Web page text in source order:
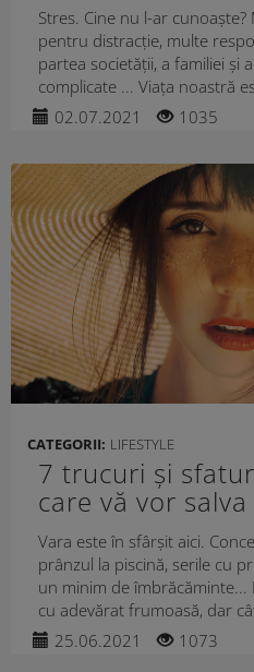
Stres. Cine nu l-ar
pentru distracție, multe
partea societății, a familiei și
complicate ... Viața noastră
02.07.2021
1035
CATEGORII: LIFESTYLE
7 trucuri și
care vă vor salva
Vara este în sfârșit aici.
prânzul la piscină, serile cu
un minim de
cu adevărat frumoasă, dar
25.06.2021
1073